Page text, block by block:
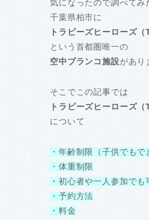
気になったので調べてみ
千葉県柏市に
トラピーズヒーローズ
という首都圏唯一の
空中ブランコ施設があり
そこでこの記事では
トラピーズヒーローズ
について
・年齢制限（子供でもで
・体重制限
・初心者や一人参加でも
・予約方法
・料金